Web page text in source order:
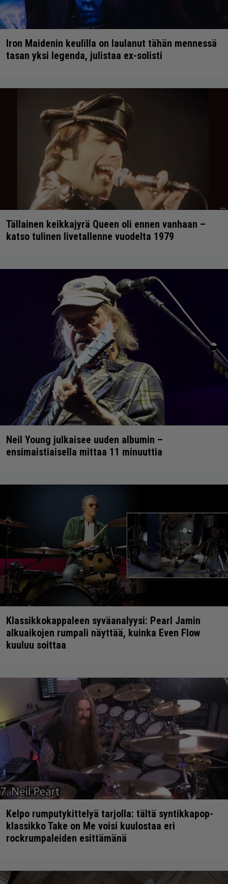
Iron Maidenin keulilla on laulanut tähän mennessä
tasan yksi legenda, julistaa ex-solisti
Tällainen keikkajyrä Queen oli ennen vanhaan –
katso tulinen livetallenne vuodelta 1979
Neil Young julkaisee uuden albumin –
ensimaistiaisella mittaa 11 minuuttia
Klassikkokappaleen syväanalyysi: Pearl Jamin
alkuaikojen rumpali näyttää, kuinka Even Flow
kuuluu soittaa
Kelpo rumputykittelyä tarjolla: tältä syntikkapop-
klassikko Take on Me voisi kuulostaa eri
rockrumpaleiden esittämänä